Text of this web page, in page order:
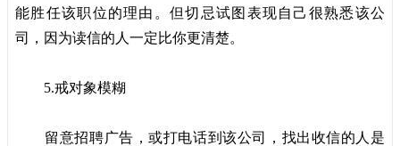
能胜任该职位的理由。但切忌试图表现自己很熟悉该公
司，因为读信的人一定比你更清楚。
5.戒对象模糊
留意招聘广告，或打电话到该公司，找出收信的人是